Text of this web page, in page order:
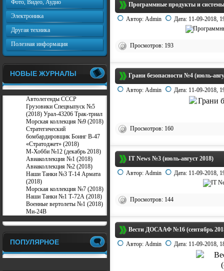
Программные продукты и
Автор: Admin Дата: 11-09-2018,
Просмотров: 193
Грани безопасности №4 (июль-
Автор: Admin Дата: 11-09-2018,
Просмотров: 160
IT News №3 (июль-август 2018)
Автор: Admin Дата: 11-09-2018,
Просмотров: 144
Вести ДОСААФ №16 (сентябрь
Автор: Admin Дата: 11-09-2018,
Фото, Видео, Аудио
Электроника
Другая техника
Полезная информация
НОВЫЕ ЖУРНАЛЫ
Автолегенды СССР
Грузовики Спецвыпуск №5
(2018) Урал-43206 Трак-триал
Морская коллекция №9 (2018)
Стратегический
бомбардировщик Боинг В-47
«Стратоджет» (2018)
М-Хобби №12 (декабрь 2018)
Авиаколлекция №1 (2018)
Авиаколлекция №2 (2018)
Наши Танки №3 Т-14 Армата
(2018)
Морская коллекция №7 (2018)
Наши Танки №1 Т-72А (2018)
Военные вертолеты №1 (2018)
Ми-24В
ПОПУЛЯРНОЕ